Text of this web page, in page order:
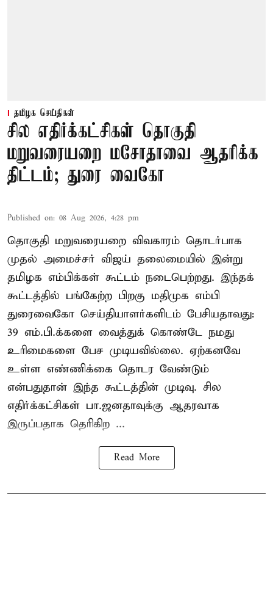
தமிழக செய்திகள்
சில எதிர்க்கட்சிகள் தொகுதி
மறுவரையறை மசோதாவை ஆதரிக்க
திட்டம்; துரை வைகோ
Published on: 08 Aug 2026, 4:28 pm
தொகுதி மறுவரையறை விவகாரம் தொடர்பாக
முதல் அமைச்சர் விஜய் தலைமையில் இன்று
தமிழக எம்பிக்கள் கூட்டம் நடைபெற்றது. இந்தக்
கூட்டத்தில் பங்கேற்ற பிறகு மதிமுக எம்பி
துரைவைகோ செய்தியாளர்களிடம் பேசியதாவது:
39 எம்.பி.க்களை வைத்துக் கொண்டே நமது
உரிமைகளை பேச முடியவில்லை. ஏற்கனவே
உள்ள எண்ணிக்கை தொடர வேண்டும்
என்பதுதான் இந்த கூட்டத்தின் முடிவு. சில
எதிர்க்கட்சிகள் பா.ஜனதாவுக்கு ஆதரவாக
இருப்பதாக தெரிகிற ...
Read More